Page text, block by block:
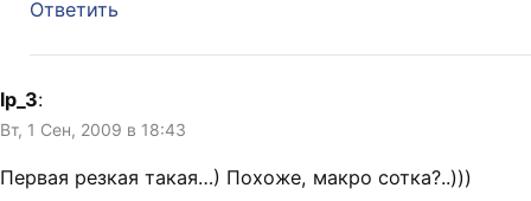
Ответить
lp_3:
Вт, 1 Сен, 2009 в 18:43
Первая резкая такая…) Похоже, макро сотка?..)))